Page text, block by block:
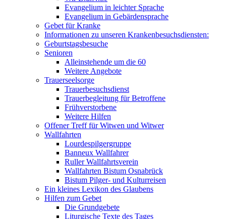
Evangelium in leichter Sprache
Evangelium in Gebärdensprache
Gebet für Kranke
Informationen zu unseren Krankenbesuchsdiensten:
Geburtstagsbesuche
Senioren
Alleinstehende um die 60
Weitere Angebote
Trauerseelsorge
Trauerbesuchsdienst
Trauerbegleitung für Betroffene
Frühverstorbene
Weitere Hilfen
Offener Treff für Witwen und Witwer
Wallfahrten
Lourdespilgergruppe
Banneux Wallfahrer
Ruller Wallfahrtsverein
Wallfahrten Bistum Osnabrück
Bistum Pilger- und Kulturreisen
Ein kleines Lexikon des Glaubens
Hilfen zum Gebet
Die Grundgebete
Liturgische Texte des Tages